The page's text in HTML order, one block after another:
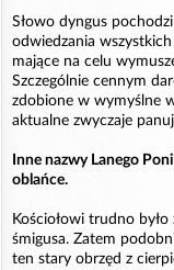
Słowo dyngus
odwiedzania
mające na celu
Szczególnie cennym
zdobione w wymyślne
aktualne zwyczaje
Inne nazwy Lanego
oblańce.
Kościołowi trudno
śmigusa. Zatem
ten stary obrzęd z